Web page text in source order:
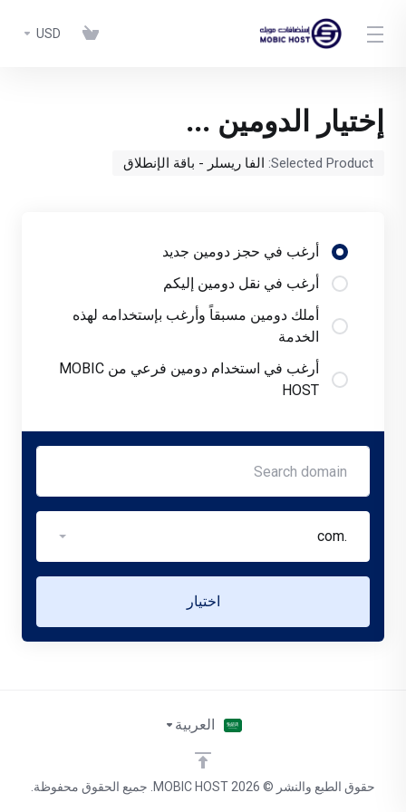
USD
إختيار الدومين ...
Selected Product: الفا ريسلر - باقة الإنطلاق
أرغب في حجز دومين جديد
أرغب في نقل دومين إليكم
أملك دومين مسبقاً وأرغب بإستخدامه لهذه
الخدمة
أرغب في استخدام دومين فرعي من MOBIC
HOST
.com
اختيار
حقوق الطبع والنشر © 2026 MOBIC HOST. جميع الحقوق محفوظة.
العربية